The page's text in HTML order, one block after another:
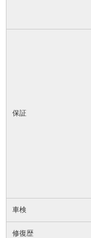
保証
車検
修復歴